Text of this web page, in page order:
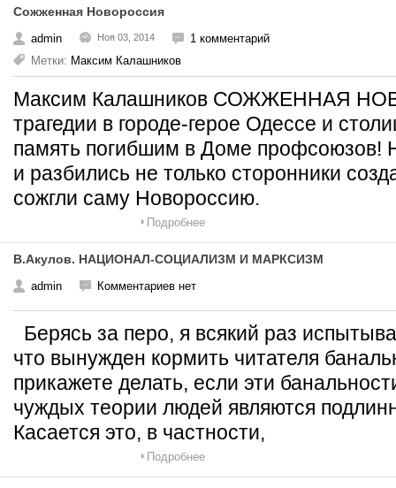
Сожженная Новороссия
admin Ноя 03, 2014
1 комментарий
Метки: Максим Калашников
Максим Калашников СОЖЖЕННАЯ
трагедии в городе-герое Одессе и
память погибшим в Доме профсоюзов!
и разбились не только сторонники
сожгли саму Новороссию.
Подробнее
В.Акулов. НАЦИОНАЛ-СОЦИАЛИЗМ И МАРКСИЗМ
admin Комментариев нет
Берясь за перо, я всякий раз
что вынужден кормить читателя
прикажете делать, если эти
чуждых теории людей являются
Касается это, в частности,
Подробнее